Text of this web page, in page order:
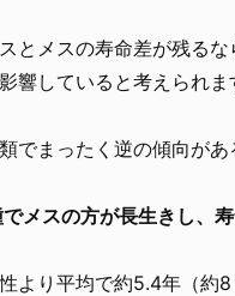
とメスの寿命差が残る
響していると考えられま
でまったく逆の傾向があ
メスの方が長生きし、
より平均で約5.4年（約